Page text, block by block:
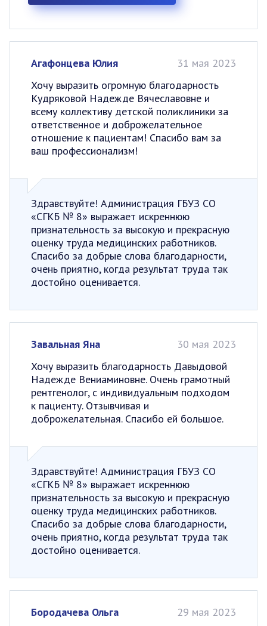
Агафонцева Юлия
31 мая 2023
Хочу выразить огромную благодарность
Кудряковой Надежде Вячеславовне и
всему коллективу детской поликлиники за
ответственное и доброжелательное
отношение к пациентам! Спасибо вам за
ваш профессионализм!
Здравствуйте! Администрация ГБУЗ СО
«СГКБ № 8» выражает искреннюю
признательность за высокую и прекрасную
оценку труда медицинских работников.
Спасибо за добрые слова благодарности,
очень приятно, когда результат труда так
достойно оценивается.
Завальная Яна
30 мая 2023
Хочу выразить благодарность Давыдовой
Надежде Вениаминовне. Очень грамотный
рентгенолог, с индивидуальным подходом
к пациенту. Отзывчивая и
доброжелательная. Спасибо ей большое.
Здравствуйте! Администрация ГБУЗ СО
«СГКБ № 8» выражает искреннюю
признательность за высокую и прекрасную
оценку труда медицинских работников.
Спасибо за добрые слова благодарности,
очень приятно, когда результат труда так
достойно оценивается.
Бородачева Ольга
29 мая 2023